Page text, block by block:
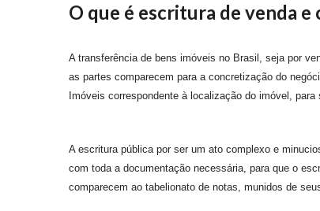
O que é escritura de venda e
A transferência de bens imóveis no Brasil, seja por
as partes comparecem para a concretização do
Imóveis correspondente à localização do imóvel,
A escritura pública por ser um ato complexo e
com toda a documentação necessária, para que o
comparecem ao tabelionato de notas, munidos de